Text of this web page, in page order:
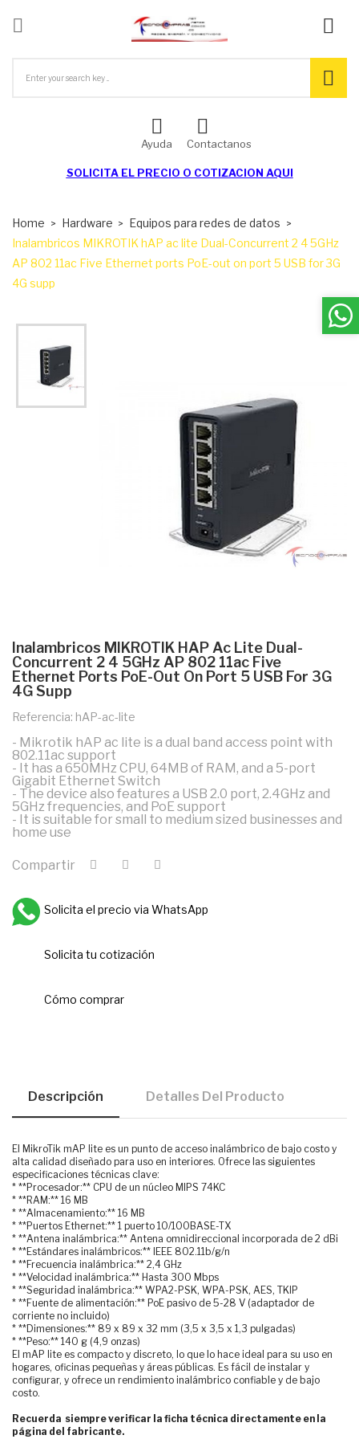

Ayuda Contactanos
SOLICITA EL PRECIO O COTIZACION AQUI
Home Hardware
Equipos para redes de datos
Inalambricos MIKROTIK hAP ac lite Dual-Concurrent 2 4 5GHz
AP 802 11ac Five Ethernet ports PoE-out on port 5 USB for 3G
4G supp
Inalambricos MIKROTIK HAP Ac Lite Dual-
Concurrent 2 4 5GHz AP 802 11ac Five
Ethernet Ports PoE-Out On Port 5 USB For 3G
4G Supp
Referencia: hAP-ac-lite
- Mikrotik hAP ac lite is a dual band access point with
802.11ac support
- It has a 650MHz CPU, 64MB of RAM, and a 5-port
Gigabit Ethernet Switch
- The device also features a USB 2.0 port, 2.4GHz and
5GHz frequencies, and PoE support
- It is suitable for small to medium sized businesses and
home use
Compartir
Solicita el precio via WhatsApp
Solicita tu cotización
Cómo comprar
Descripción Detalles Del Producto
El MikroTik mAP lite es un punto de acceso inalámbrico de bajo costo y
alta calidad diseñado para uso en interiores. Ofrece las siguientes
especificaciones técnicas clave:
* **Procesador:** CPU de un núcleo MIPS 74KC
* **RAM:** 16 MB
* **Almacenamiento:** 16 MB
* **Puertos Ethernet:** 1 puerto 10/100BASE-TX
* **Antena inalámbrica:** Antena omnidireccional incorporada de 2 dBi
* **Estándares inalámbricos:** IEEE 802.11b/g/n
* **Frecuencia inalámbrica:** 2,4 GHz
* **Velocidad inalámbrica:** Hasta 300 Mbps
* **Seguridad inalámbrica:** WPA2-PSK, WPA-PSK, AES, TKIP
* **Fuente de alimentación:** PoE pasivo de 5-28 V (adaptador de
corriente no incluido)
* **Dimensiones:** 89 x 89 x 32 mm (3,5 x 3,5 x 1,3 pulgadas)
* **Peso:** 140 g (4,9 onzas)
El mAP lite es compacto y discreto, lo que lo hace ideal para su uso en
hogares, oficinas pequeñas y áreas públicas. Es fácil de instalar y
configurar, y ofrece un rendimiento inalámbrico confiable y de bajo
costo.
Recuerda siempre verificar la ficha técnica directamente en la
página del fabricante.